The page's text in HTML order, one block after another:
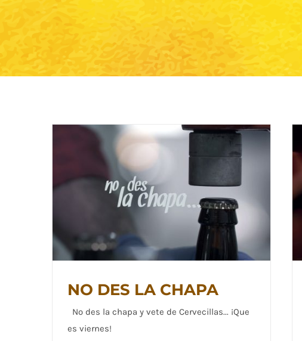
NO DES LA CHAPA
No des la chapa y vete de Cervecillas... ¡Que
es viernes!